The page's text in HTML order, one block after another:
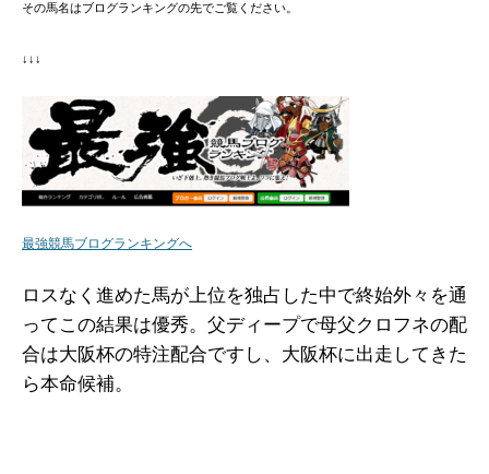
その馬名はブログランキングの先でご覧ください。
↓↓↓
最強競馬ブログランキングへ
ロスなく進めた馬が上位を独占した中で終始外々を通
ってこの結果は優秀。父ディープで母父クロフネの配
合は大阪杯の特注配合ですし、大阪杯に出走してきた
ら本命候補。